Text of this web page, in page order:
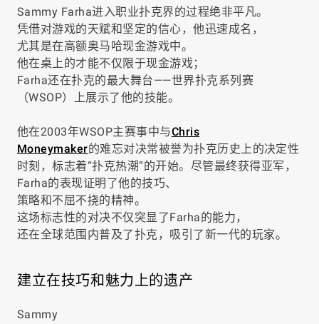
Sammy Farha进入职业扑克界的过程绝非平凡。
凭借对游戏的天赋和坚定的信心，他迅速成名，
尤其是在高额奥马哈现金游戏中。
他在桌上的才能不仅限于现金游戏；
Farha还在扑克的最大舞台——世界扑克系列赛
（WSOP）上展示了他的技能。
他在2003年WSOP主赛事中与Chris
Moneymaker的难忘对决常被誉为扑克历史上的决定性
时刻，标志着“扑克热潮”的开始。尽管最终获得亚军，
Farha的表现证明了他的技巧、
策略和不屈不挠的精神。
这场标志性的对决不仅突显了Farha的能力，
还在全球范围内普及了扑克，吸引了新一代的玩家。
建立在技巧和魅力上的遗产
Sammy